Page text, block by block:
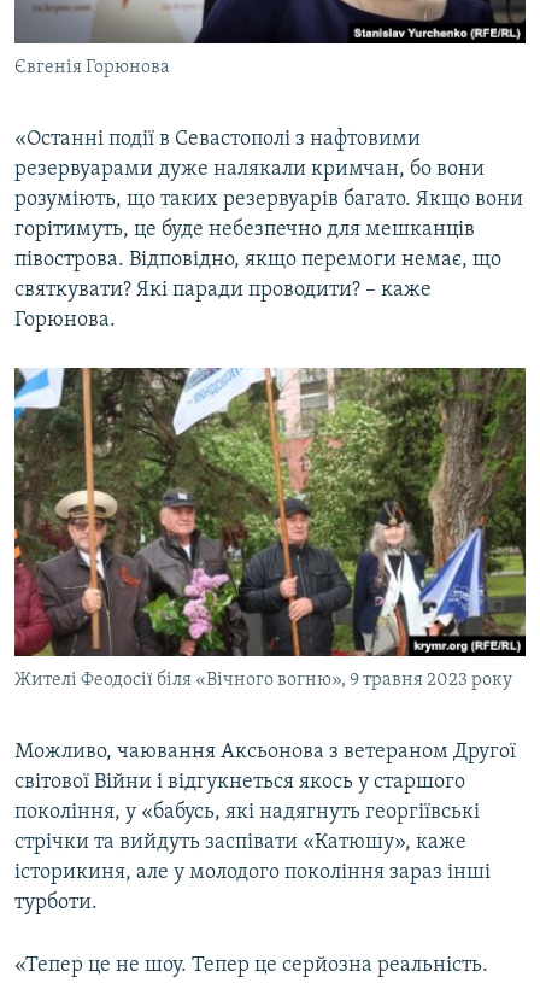
Євгенія Горюнова
«Останні події в Севастополі з нафтовими
резервуарами дуже налякали кримчан, бо вони
розуміють, що таких резервуарів багато. Якщо вони
горітимуть, це буде небезпечно для мешканців
півострова. Відповідно, якщо перемоги немає, що
святкувати? Які паради проводити? – каже
Горюнова.
Жителі Феодосії біля «Вічного вогню», 9 травня 2023 року
Можливо, чаювання Аксьонова з ветераном Другої
світової Війни і відгукнеться якось у старшого
покоління, у «бабусь, які надягнуть георгіївські
стрічки та вийдуть заспівати «Катюшу», каже
історикиня, але у молодого покоління зараз інші
турботи.
«Тепер це не шоу. Тепер це серйозна реальність.